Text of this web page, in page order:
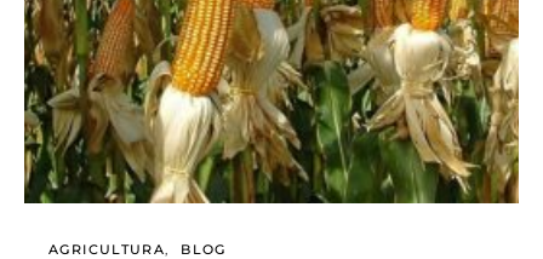
AGRICULTURA BLOG